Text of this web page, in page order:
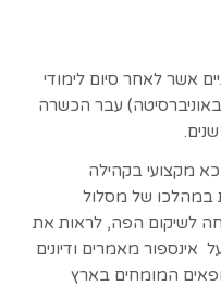
אשר לאחר סיום לימודי
לימודים באוניברסיטה) עבר הכשרה
מקצועי בקהילה
במהלכו של מסלול
לשיקום הפה, לראות את
מאמרים ודיונים
המומחים בארץ